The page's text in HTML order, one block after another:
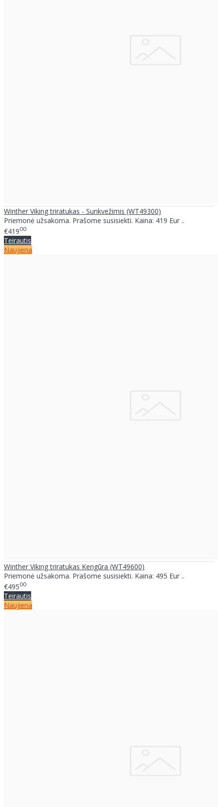
Winther Viking triratukas - Sunkvežimis (WT49300)
Priemonė užsakoma. Prašome susisiekti. Kaina: 419 Eur ..
€41900
Teirautis
Naujiena
Winther Viking triratukas Kengūra (WT49600)
Priemonė užsakoma. Prašome susisiekti. Kaina: 495 Eur ..
€49500
Teirautis
Naujiena